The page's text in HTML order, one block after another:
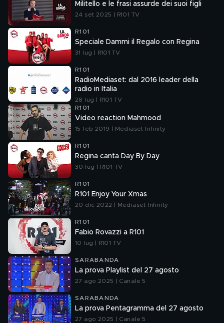
Militello e le frasi assurde dei suoi figli
24 set 2025 | R101 TV
R101
Speciale Dammi il Regalo con Regina
31 lug | R101 TV
R101
RadioMediaset: dal 2016 leader della
radio in Italia
28 lug | R101 TV
R101
Video reaction Mahmood
15 feb 2019 | Mediaset Infinity
R101
Regina canta Day By Day
30 lug | R101 TV
R101
R101 Enjoy Your Xmas
20 dic 2022 | Mediaset Infinity
R101
Fabio Rovazzi a R101
10 lug | R101 TV
SARABANDA
La prova Playlist del 27 agosto
27 ago 2025 | Canale 5
SARABANDA
La prova Pentagramma del 27 agosto
27 ago 2025 | Canale 5